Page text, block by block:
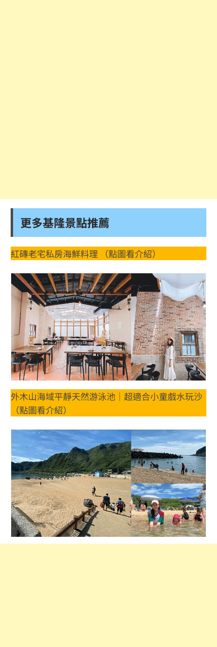
更多基隆景點推薦
紅磚老宅私房海鮮料理 （點圖看介紹）
外木山海域平靜天然游泳池｜超適合小童戲水玩沙
（點圖看介紹）